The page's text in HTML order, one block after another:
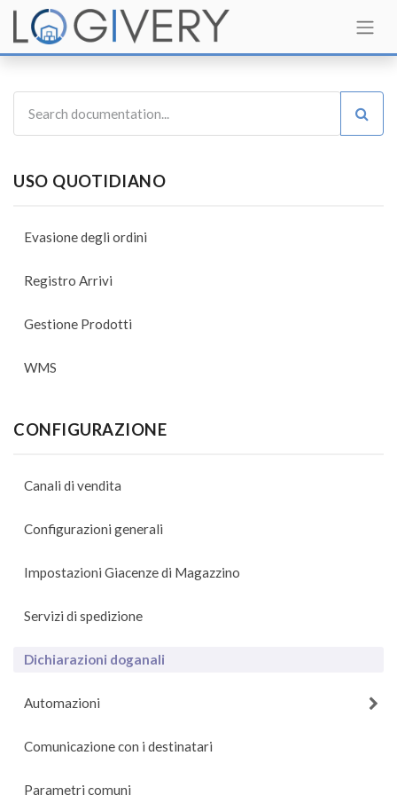
USO QUOTIDIANO
Evasione degli ordini
Registro Arrivi
Gestione Prodotti
WMS
CONFIGURAZIONE
Canali di vendita
Configurazioni generali
Impostazioni Giacenze di Magazzino
Servizi di spedizione
Dichiarazioni doganali
Automazioni
Comunicazione con i destinatari
Parametri comuni